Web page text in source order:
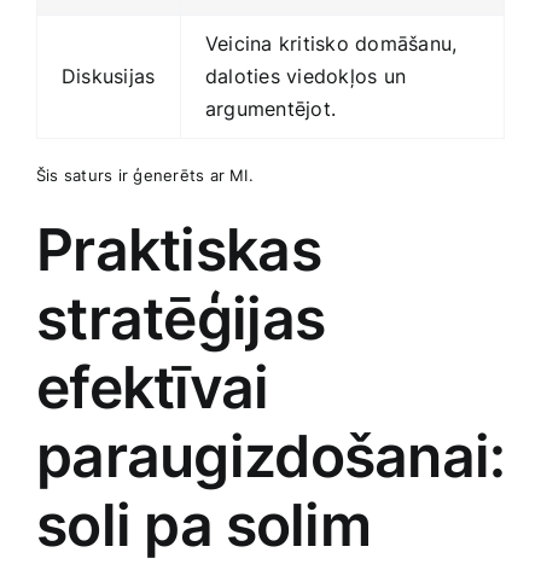
Diskusijas
Veicina kritisko domāšanu,⁣
daloties viedokļos un
argumentējot.
Šis saturs ir​ ģenerēts ar MI.
Praktiskas
stratēģijas⁣
efektīvai
paraugizdošanai:
soli‌ pa⁤ solim